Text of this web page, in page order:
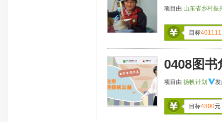
项目由 山东省乡村振
目标401111
0408图
项目由 扬帆计划
目标4800元